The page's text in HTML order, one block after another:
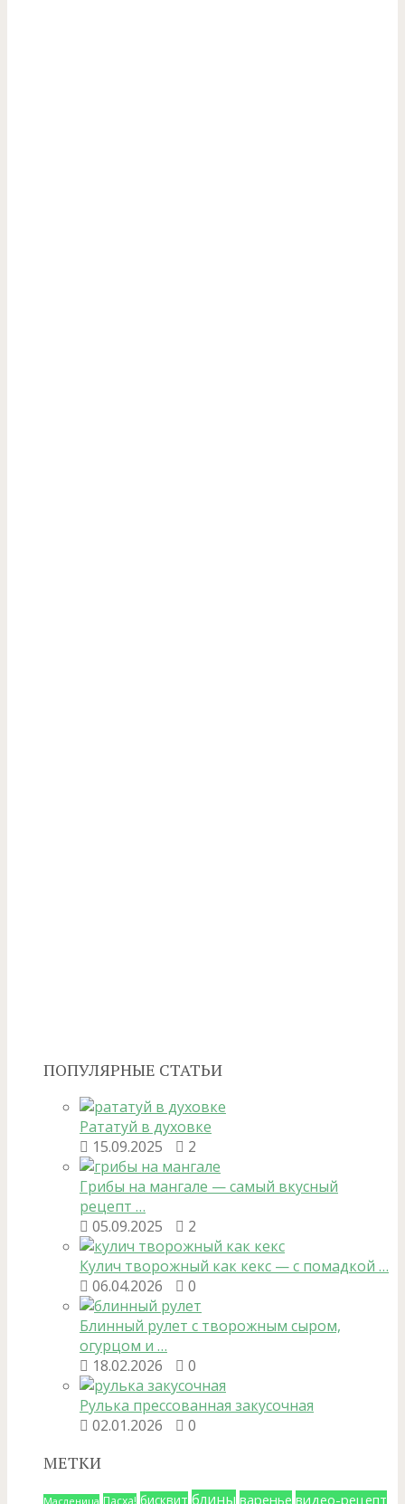
ПОПУЛЯРНЫЕ СТАТЬИ
Рататуй в духовке
15.09.2025
2
Грибы на мангале — самый вкусный
рецепт …
05.09.2025
2
Кулич творожный как кекс — с помадкой …
06.04.2026
0
Блинный рулет с творожным сыром,
огурцом и …
18.02.2026
0
Рулька прессованная закусочная
02.01.2026
0
МЕТКИ
Масленица Пасха! бисквит блины варенье видео-рецепт